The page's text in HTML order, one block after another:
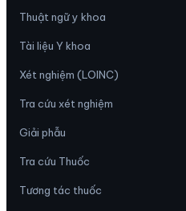
Thuật ngữ y khoa
Tài liệu Y khoa
Xét nghiệm (LOINC)
Tra cứu xét nghiệm
Giải phẫu
Tra cứu Thuốc
Tương tác thuốc